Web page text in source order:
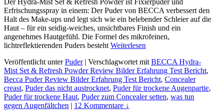
Erfrischungsspray in einem: Der Puder von BECCA verbessert den
Halt des Make-ups und legt sich wie ein belebender Schleier auf die
Haut – für ein seidig-weiches, unsichtbares Finish und ein
angenehmes Hautgefühl. Die Formel des mikrofeinen,
lichtreflektierenden Puders besteht Weiterlesen
Veröffentlicht unter Puder | Verschlagwortet mit BECCA Hydra-
Mist Set & Refresh Powder Review Bilder Erfahrung Test Bericht,
Becca Puder Review Bilder Erfahrung Test Bericht, Concealer
creast, Puder das nicht austrocknet, Puder für trockene Augenpartie,
Puder für trockene Haut, Puder zum Concealer setten, was tun
gegen Augenfältchen | 12 Kommentare ↓